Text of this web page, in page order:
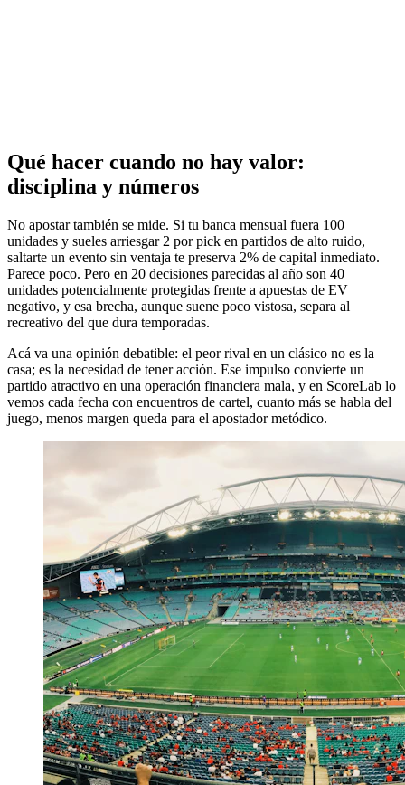
Qué hacer cuando no hay valor:
disciplina y números
No apostar también se mide. Si tu banca mensual fuera 100
unidades y sueles arriesgar 2 por pick en partidos de alto ruido,
saltarte un evento sin ventaja te preserva 2% de capital inmediato.
Parece poco. Pero en 20 decisiones parecidas al año son 40
unidades potencialmente protegidas frente a apuestas de EV
negativo, y esa brecha, aunque suene poco vistosa, separa al
recreativo del que dura temporadas.
Acá va una opinión debatible: el peor rival en un clásico no es la
casa; es la necesidad de tener acción. Ese impulso convierte un
partido atractivo en una operación financiera mala, y en ScoreLab lo
vemos cada fecha con encuentros de cartel, cuanto más se habla del
juego, menos margen queda para el apostador metódico.